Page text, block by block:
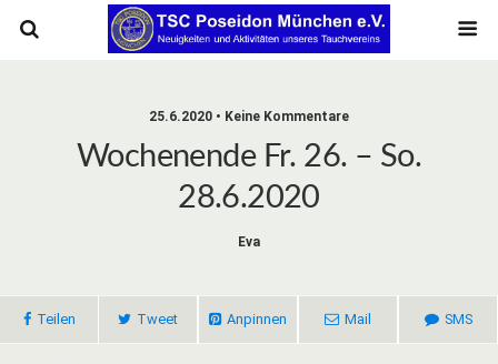
25.6.2020 • Keine Kommentare
Wochenende Fr. 26. – So.
28.6.2020
Eva
Teilen Tweet Anpinnen Mail SMS